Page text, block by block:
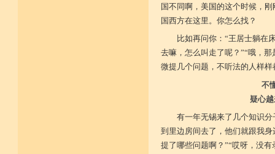
国不同啊，美国的这个时候，
国西方在这里。你怎么找？
比如再问你：“王居士躺在
去嘛，怎么叫走了呢？”“哦，
微提几个问题，不听法的人样
不
疑心
有一年无锡来了几个知识
到里边房间去了，他们就跟我
提了哪些问题啊？”“哎呀，没